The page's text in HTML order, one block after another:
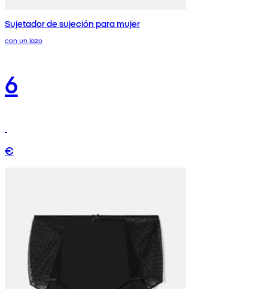
Sujetador de sujeción para mujer
con un lazo
6
€